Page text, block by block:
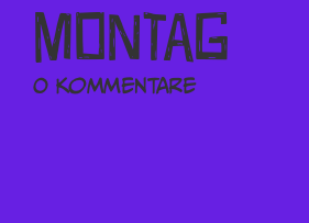
Montag
0 Kommentare